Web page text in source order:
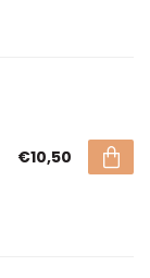
€10,50